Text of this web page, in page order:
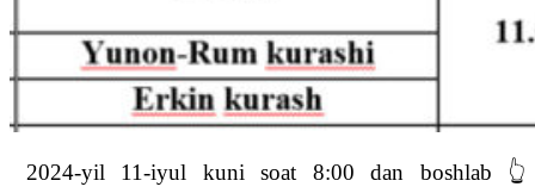
2024-yil 11-iyul kuni soat 8:00 dan boshlab 👆